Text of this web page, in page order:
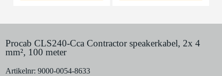
Procab CLS240-Cca Contractor speakerkabel, 2x 4
mm², 100 meter
Artikelnr: 9000-0054-8633